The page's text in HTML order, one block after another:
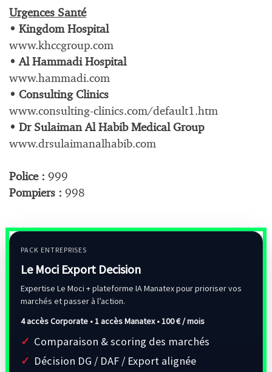
Urgences Santé
• Kingdom Hospital
www.khccgroup.com
• Al Hammadi Hospital
www.hammadi.com
• Consulting Clinics
www.consulting-clinics.com/default1.htm
• Dr Sulaiman Al Habib Medical Group
www.drsulaimanalhabib.com
Police : 999
Pompiers : 998
PACK ENTREPRISES
Le Moci Export Decision
Expertise Le Moci + plateforme IA Manatex pour prioriser vos
marchés et passer à l’action.
4 accès Corporate • 1 accès Manatex •100 € / mois
Comparaison & scoring des marchés
Décision DG / DAF / Export alignée